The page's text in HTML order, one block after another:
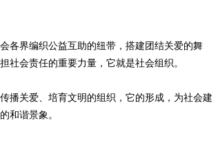
界编织公益互助的纽带，搭建团结关爱的舞
社会责任的重要力量，它就是社会组织。
关爱、培育文明的组织，它的形成，为社会建
和谐景象。